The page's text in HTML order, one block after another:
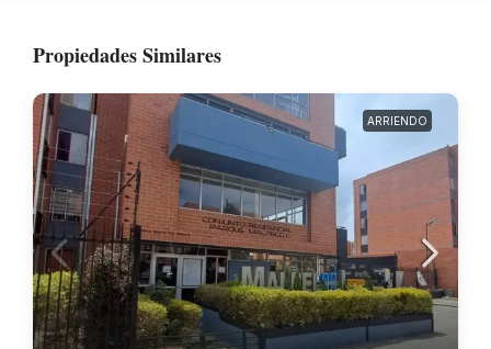
Propiedades Similares
ARRIENDO